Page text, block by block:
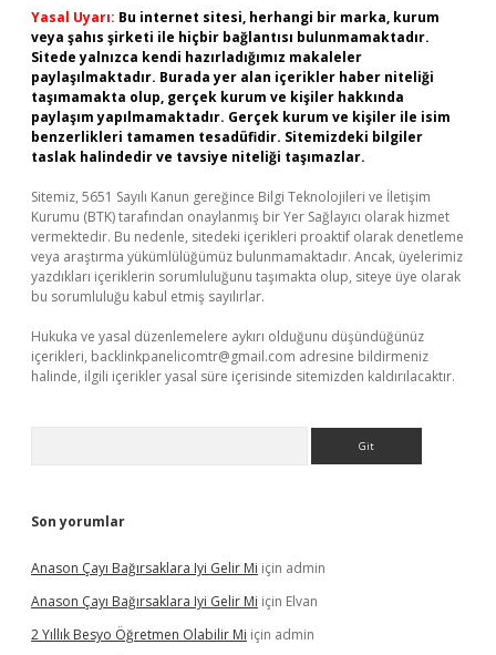
Yasal Uyarı: Bu internet sitesi, herhangi bir marka, kurum
veya şahıs şirketi ile hiçbir bağlantısı bulunmamaktadır.
Sitede yalnızca kendi hazırladığımız makaleler
paylaşılmaktadır. Burada yer alan içerikler haber niteliği
taşımamakta olup, gerçek kurum ve kişiler hakkında
paylaşım yapılmamaktadır. Gerçek kurum ve kişiler ile isim
benzerlikleri tamamen tesadüfidir. Sitemizdeki bilgiler
taslak halindedir ve tavsiye niteliği taşımazlar.
Sitemiz, 5651 Sayılı Kanun gereğince Bilgi Teknolojileri ve İletişim
Kurumu (BTK) tarafından onaylanmış bir Yer Sağlayıcı olarak hizmet
vermektedir. Bu nedenle, sitedeki içerikleri proaktif olarak denetleme
veya araştırma yükümlülüğümüz bulunmamaktadır. Ancak, üyelerimiz
yazdıkları içeriklerin sorumluluğunu taşımakta olup, siteye üye olarak
bu sorumluluğu kabul etmiş sayılırlar.
Hukuka ve yasal düzenlemelere aykırı olduğunu düşündüğünüz
içerikleri, backlinkpanelicomtr@gmail.com adresine bildirmeniz
halinde, ilgili içerikler yasal süre içerisinde sitemizden kaldırılacaktır.
Son yorumlar
Anason Çayı Bağırsaklara Iyi Gelir Mi için admin
Anason Çayı Bağırsaklara Iyi Gelir Mi için Elvan
2 Yıllık Besyo Öğretmen Olabilir Mi için admin